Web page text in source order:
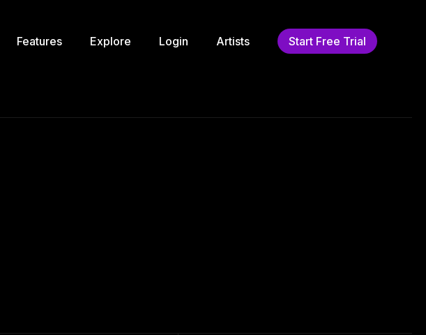
Features Explore Login Artists Start Free Trial